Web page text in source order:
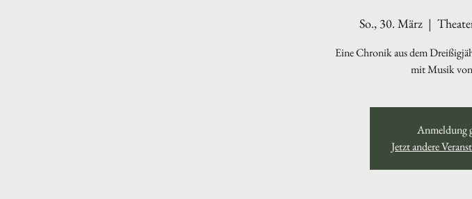
So., 30. März
  |
Eine Chronik aus dem
mit Musik von
Anmeldung
Jetzt andere